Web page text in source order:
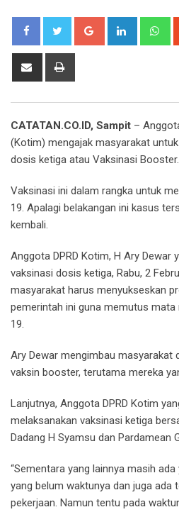
Google+ LinkedIn
Share
CATATAN.CO.ID, Sampit –
(Kotim) mengajak masyarakat
dosis ketiga atau Vaksinasi Booster.
Vaksinasi ini dalam rangka untuk
19. Apalagi belakangan ini kasus
kembali.
Anggota DPRD Kotim, H Ary Dewar
vaksinasi dosis ketiga, Rabu, 2
masyarakat harus menyukseskan
pemerintah ini guna memutus mata
19.
Ary Dewar mengimbau masyarakat
vaksin booster, terutama mereka
Lanjutnya, Anggota DPRD Kotim
melaksanakan vaksinasi ketiga
Dadang H Syamsu dan Pardamean
“Sementara yang lainnya masih
yang belum waktunya dan juga ada
pekerjaan. Namun tentu pada